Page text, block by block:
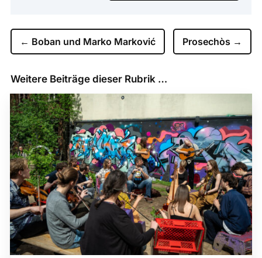
← Boban und Marko Marković Prosechòs →
Weitere Beiträge dieser Rubrik …